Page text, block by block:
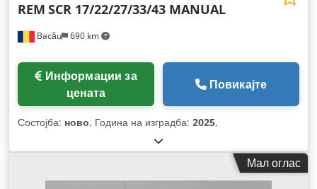
Bacău 690 km
REM SCR 17/22/27/33/43 MANUAL
цената
Повикајте
Состојба: ново, Година на изградба: 2025,
Мал оглас